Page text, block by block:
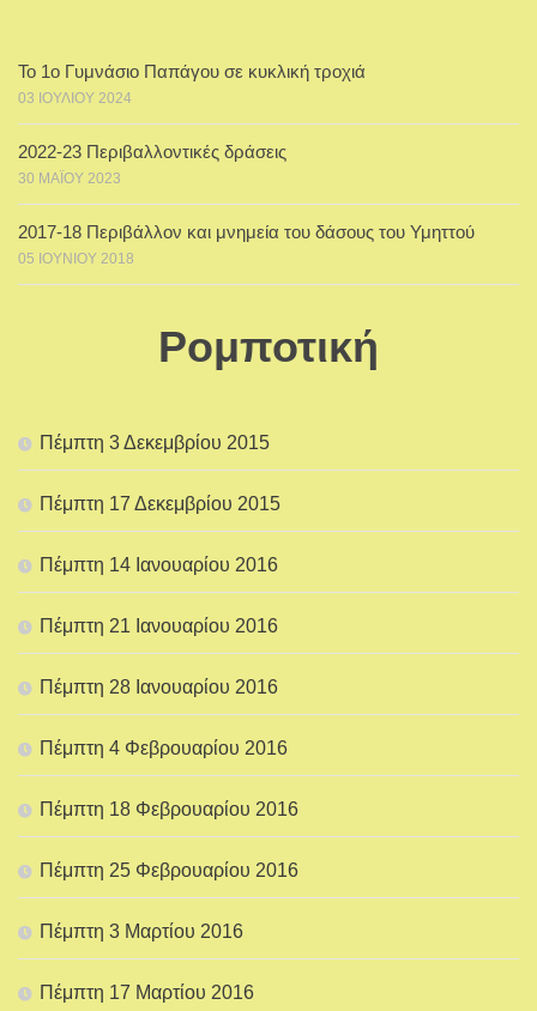
Το 1ο Γυμνάσιο Παπάγου σε κυκλική τροχιά
03 ΙΟΥΛΊΟΥ 2024
2022-23 Περιβαλλοντικές δράσεις
30 ΜΑΪ́ΟΥ 2023
2017-18 Περιβάλλον και μνημεία του δάσους του Υμηττού
05 ΙΟΥΝΊΟΥ 2018
Ρομποτική
Πέμπτη 3 Δεκεμβρίου 2015
Πέμπτη 17 Δεκεμβρίου 2015
Πέμπτη 14 Ιανουαρίου 2016
Πέμπτη 21 Ιανουαρίου 2016
Πέμπτη 28 Ιανουαρίου 2016
Πέμπτη 4 Φεβρουαρίου 2016
Πέμπτη 18 Φεβρουαρίου 2016
Πέμπτη 25 Φεβρουαρίου 2016
Πέμπτη 3 Μαρτίου 2016
Πέμπτη 17 Μαρτίου 2016